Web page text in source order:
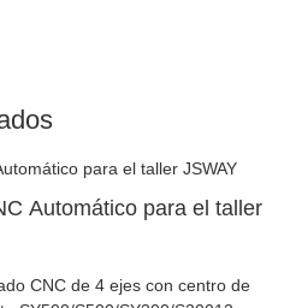
Automático para el taller